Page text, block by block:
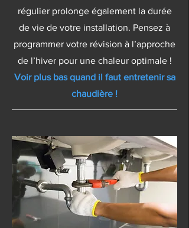
régulier prolonge également la durée
de vie de votre installation. Pensez à
programmer votre révision à l’approche
de l’hiver pour une chaleur optimale !
Voir plus bas quand il faut entretenir sa
chaudière !